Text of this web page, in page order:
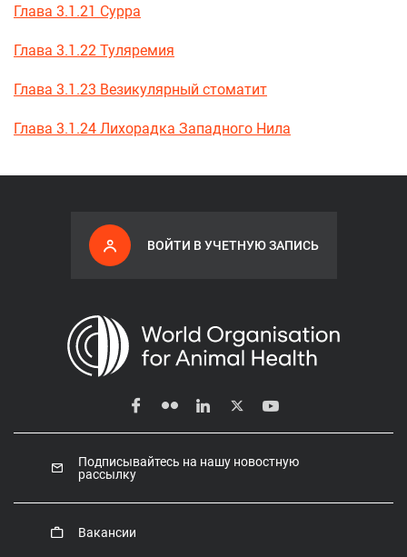
Глава 3.1.21 Сурра
Глава 3.1.22 Туляремия
Глава 3.1.23 Везикулярный стоматит
Глава 3.1.24 Лихорадка Западного Нила
ВОЙТИ В УЧЕТНУЮ ЗАПИСЬ
Подписывайтесь на нашу новостную
рассылку
Вакансии